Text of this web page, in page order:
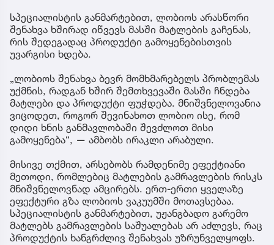
სპეციალისტის განმარტებით, ლობიოს არასწორი
შენახვა ხშირად იწვევს მასში მატლების გაჩენას,
რის შედეგადაც პროდუქტი გამოყენებისთვის
უვარგისი ხდება.
„ლობიოს შენახვა ბევრ მომხმარებელს პრობლემას
უქმნის, რადგან ხშირ შემთხვევაში მასში ჩნდება
მატლები და პროდუქტი ფუჭდება. მნიშვნელოვანია
ვიცოდეთ, როგორ შევინახოთ ლობიო ისე, რომ
დიდი ხნის განმავლობაში შევძლოთ მისი
გამოყენება“, — ამბობს ირაკლი არაბული.
მისივე თქმით, არსებობს რამდენიმე ეფექტიანი
მეთოდი, რომლებიც მატლების გამრავლების რისკს
მნიშვნელოვნად ამცირებს. ერთ-ერთი ყველაზე
ეფექტური გზა ლობიოს ვაკუუმში მოთავსებაა.
სპეციალისტის განმარტებით, უჟანგბადო გარემო
მატლებს გამრავლების საშუალებას არ აძლევს, რაც
პროდუქტის ხანგრძლივ შენახვას უზრუნველყოფს.